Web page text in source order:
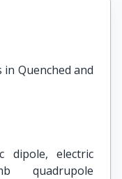
Quenched and
dipole, electric
quadrupole